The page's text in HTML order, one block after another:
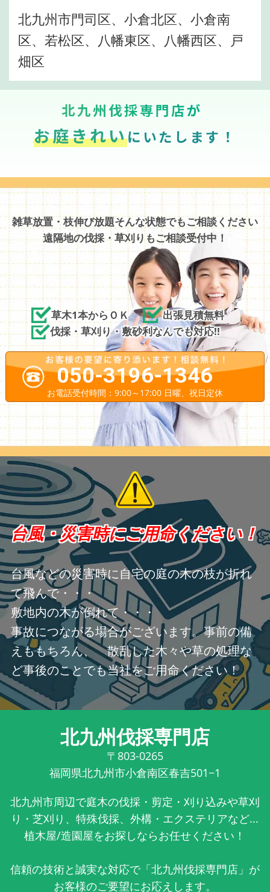
北九州市門司区、小倉北区、小倉南
区、若松区、八幡東区、八幡西区、戸
畑区
北九州伐採専門店が
お庭きれいにいたします！
雑草放置・枝伸び放題そんな状態でもご相談ください
遠隔地の伐採・草刈りもご相談受付中！
草木1本からＯＫ
出張見積無料
伐採・草刈り・敷砂利なんでも対応!!
050-3196-1346
お電話受付時間：9:00～17:00 日曜、祝日定休
台風・災害時にご用命ください！
台風などの災害時に自宅の庭の木の枝が折れ
て飛んで・・・
敷地内の木が倒れて・・・
事故につながる場合がございます。事前の備
えももちろん、 散乱した木々や草の処理な
ど事後のことでも当社をご用命ください！
北九州伐採専門店
〒803-0265
福岡県北九州市小倉南区春吉501−1
北九州市周辺で庭木の伐採・剪定・刈り込みや草刈
り・芝刈り、特殊伐採、外構・エクステリアなど...
植木屋/造園屋をお探しならお任せください！
信頼の技術と誠実な対応で「北九州伐採専門店」が
お客様のご要望にお応えします。